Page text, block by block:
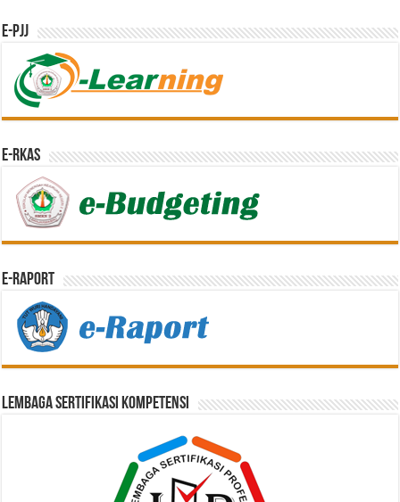
e-PJJ
e-RKAS
E-Raport
Lembaga Sertifikasi Kompetensi